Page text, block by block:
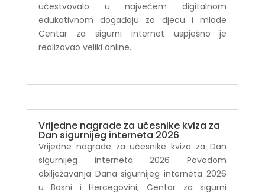
učestvovalo u najvećem digitalnom
edukativnom događaju za djecu i mlade
Centar za sigurni internet uspješno je
realizovao veliki online...
Vrijedne nagrade za učesnike kviza za
Dan sigurnijeg interneta 2026
Vrijedne nagrade za učesnike kviza za Dan
sigurnijeg interneta 2026 Povodom
obilježavanja Dana sigurnijeg interneta 2026
u Bosni i Hercegovini, Centar za sigurni